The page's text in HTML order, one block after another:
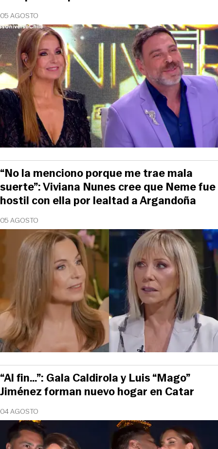
05 AGOSTO
05 AGOSTO
“No la menciono porque me trae mala
suerte”: Viviana Nunes cree que Neme fue
hostil con ella por lealtad a Argandoña
04 AGOSTO
“Al fin…”: Gala Caldirola y Luis “Mago”
Jiménez forman nuevo hogar en Catar